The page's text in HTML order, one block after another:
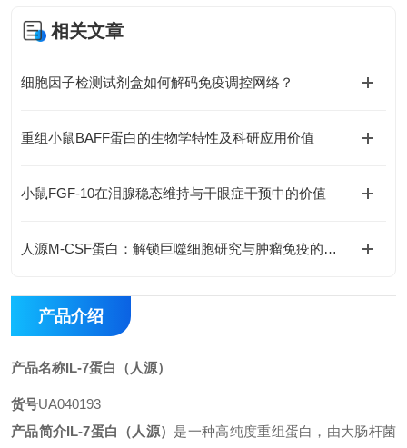
相关文章
细胞因子检测试剂盒如何解码免疫调控网络？
重组小鼠BAFF蛋白的生物学特性及科研应用价值
小鼠FGF-10在泪腺稳态维持与干眼症干预中的价值
人源M-CSF蛋白：解锁巨噬细胞研究与肿瘤免疫的科研密钥
产品介绍
产品名称IL-7蛋白（人源）
货号UA040193
产品简介IL-7蛋白（人源） 是一种高纯度重组蛋白，由大肠杆菌